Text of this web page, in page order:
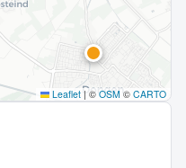
Leaflet | © OSM © CARTO